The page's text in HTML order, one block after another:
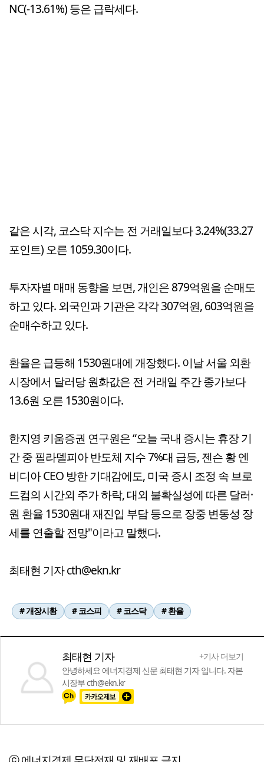
NC(-13.61%) 등은 급락세다.
같은 시각, 코스닥 지수는 전 거래일보다 3.24%(33.27
포인트) 오른 1059.30이다.
투자자별 매매 동향을 보면, 개인은 879억원을 순매도
하고 있다. 외국인과 기관은 각각 307억원, 603억원을
순매수하고 있다.
환율은 급등해 1530원대에 개장했다. 이날 서울 외환
시장에서 달러당 원화값은 전 거래일 주간 종가보다
13.6원 오른 1530원이다.
한지영 키움증권 연구원은 “오늘 국내 증시는 휴장 기
간 중 필라델피아 반도체 지수 7%대 급등, 젠슨 황 엔
비디아 CEO 방한 기대감에도, 미국 증시 조정 속 브로
드컴의 시간외 주가 하락, 대외 불확실성에 따른 달러·
원 환율 1530원대 재진입 부담 등으로 장중 변동성 장
세를 연출할 전망"이라고 말했다.
최태현 기자 cth@ekn.kr
# 개장시황 # 코스피 # 코스닥 # 환율
최태현 기자
+기사 더보기
안녕하세요 에너지경제 신문 최태현 기자 입니다. 자본
시장부 cth@ekn.kr